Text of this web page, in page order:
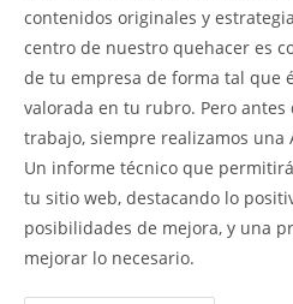
contenidos originales y
centro de nuestro quehacer es
de tu empresa de forma tal que
valorada en tu rubro. Pero
trabajo, siempre realizamos una
Un informe técnico que
tu sitio web, destacando lo
posibilidades de mejora, y una
mejorar lo necesario.